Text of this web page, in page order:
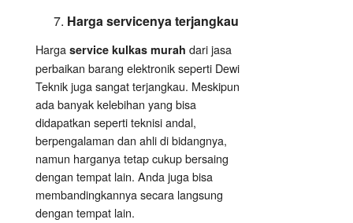
Harga servicenya terjangkau
Harga service kulkas murah dari jasa
perbaikan barang elektronik seperti Dewi
Teknik juga sangat terjangkau. Meskipun
ada banyak kelebihan yang bisa
didapatkan seperti teknisi andal,
berpengalaman dan ahli di bidangnya,
namun harganya tetap cukup bersaing
dengan tempat lain. Anda juga bisa
membandingkannya secara langsung
dengan tempat lain.